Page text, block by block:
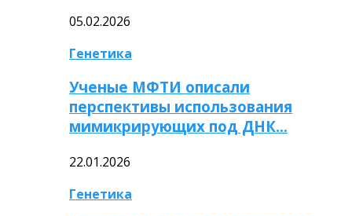
05.02.2026
Генетика
Ученые МФТИ описали
перспективы использования
мимикрирующих под ДНК…
22.01.2026
Генетика